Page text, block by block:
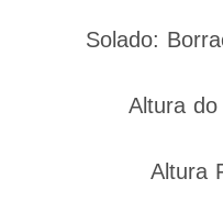
Solado:
Altura
Altura